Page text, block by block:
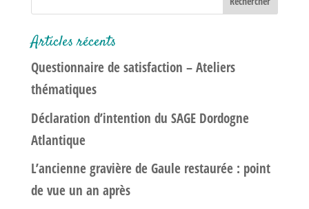
Articles récents
Questionnaire de satisfaction – Ateliers
thématiques
Déclaration d’intention du SAGE Dordogne
Atlantique
L’ancienne gravière de Gaule restaurée : point
de vue un an après